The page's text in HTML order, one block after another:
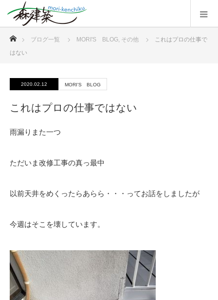
ブログ一覧 MORI'S BLOG, その他
これはプロの仕事で
はない
2020.02.12 MORI'S BLOG
これはプロの仕事ではない
雨漏りまた一つ
ただいま改修工事の真っ最中
以前天井をめくったらあらら・・・ってお話をしましたが
今週はそこを壊しています。